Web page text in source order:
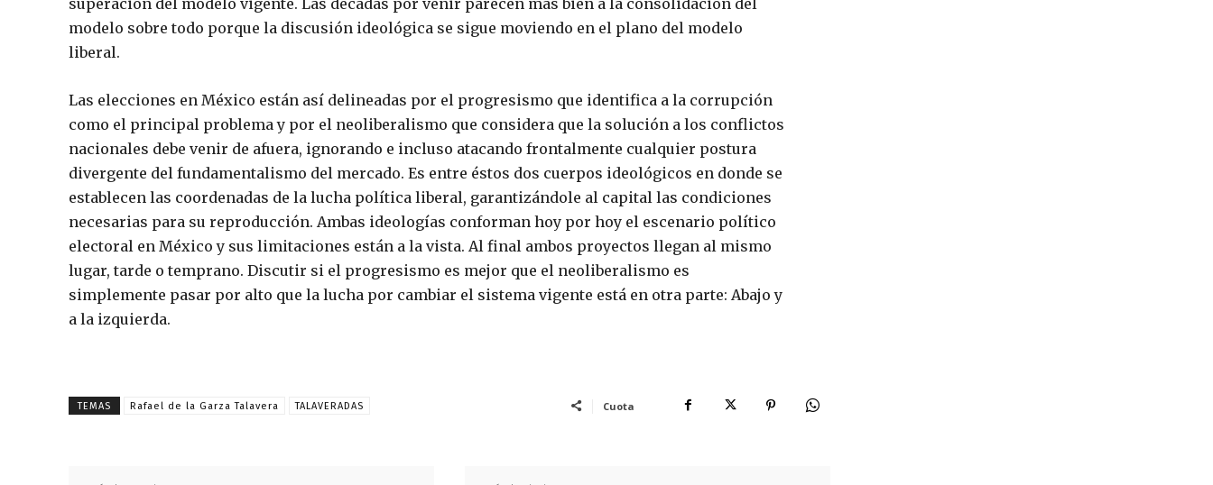
modelo sobre todo porque la discusión ideológica se sigue moviendo en el plano del modelo
liberal.
Las elecciones en México están así delineadas por el progresismo que identifica a la corrupción
como el principal problema y por el neoliberalismo que considera que la solución a los conflictos
nacionales debe venir de afuera, ignorando e incluso atacando frontalmente cualquier postura
divergente del fundamentalismo del mercado. Es entre éstos dos cuerpos ideológicos en donde se
establecen las coordenadas de la lucha política liberal, garantizándole al capital las condiciones
necesarias para su reproducción. Ambas ideologías conforman hoy por hoy el escenario político
electoral en México y sus limitaciones están a la vista. Al final ambos proyectos llegan al mismo
lugar, tarde o temprano. Discutir si el progresismo es mejor que el neoliberalismo es
simplemente pasar por alto que la lucha por cambiar el sistema vigente está en otra parte: Abajo y
a la izquierda.
TEMAS Rafael de la Garza Talavera TALAVERADAS Cuota